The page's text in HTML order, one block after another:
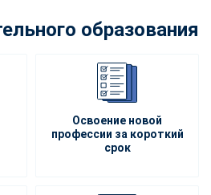
образования
Освоение новой
профессии за короткий
срок